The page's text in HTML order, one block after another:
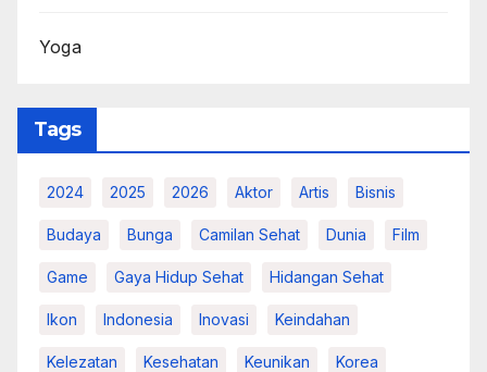
Yoga
Tags
2024 2025 2026 Aktor Artis Bisnis
Budaya Bunga Camilan Sehat Dunia Film
Game Gaya Hidup Sehat Hidangan Sehat
Ikon Indonesia Inovasi Keindahan
Kelezatan Kesehatan Keunikan Korea